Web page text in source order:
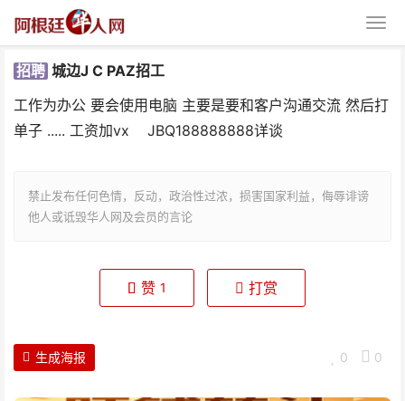
招聘 城边J C PAZ招工
工作为办公 要会使用电脑 主要是要和客户沟通交流 然后打
单子 ..... 工资加vx JBQ188888888详谈
禁止发布任何色情，反动，政治性过浓，损害国家利益，侮辱诽谤
他人或诋毁华人网及会员的言论
城边J C PAZ招工
赞 1 打赏
0 0
生成海报